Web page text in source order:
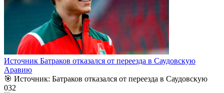
Источник Батраков отказался от переезда в Саудовскую
Аравию
🎯 Источник: Батраков отказался от переезда в Саудовскую
032